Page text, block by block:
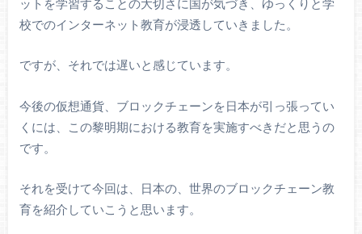
ットを学習することの大切さに国が気づき、ゆっくりと学
校でのインターネット教育が浸透していきました。
ですが、それでは遅いと感じています。
今後の仮想通貨、ブロックチェーンを日本が引っ張ってい
くには、この黎明期における教育を実施すべきだと思うの
です。
それを受けて今回は、日本の、世界のブロックチェーン教
育を紹介していこうと思います。